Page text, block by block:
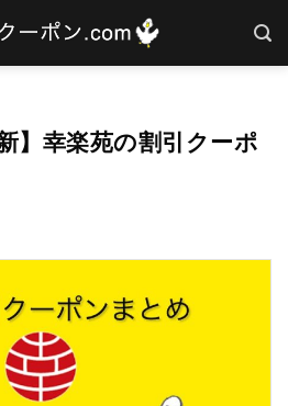
】幸楽苑の割引クーポ